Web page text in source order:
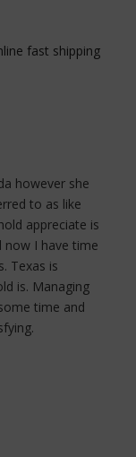
fast shipping
however she
to as like
appreciate is
now I have time
Texas is
is. Managing
time and